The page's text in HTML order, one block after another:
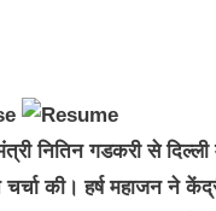
नितिन गडकरी से
की। हर्ष महाजन ने